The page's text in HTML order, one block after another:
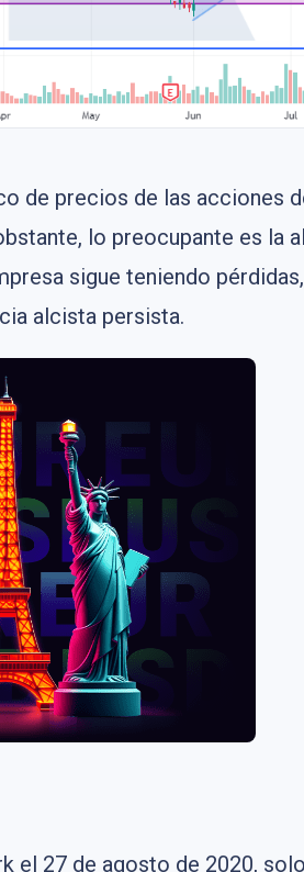
de precios de las acciones
lo preocupante es la
sigue teniendo
alcista persista.
el 27 de agosto de 2020,